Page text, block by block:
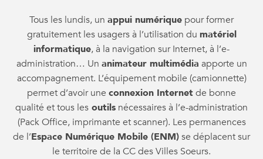
Tous les lundis, un appui numérique pour former
gratuitement les usagers à l’utilisation du matériel
informatique, à la navigation sur Internet, à l’e-
administration… Un animateur multimédia apporte un
accompagnement. L’équipement mobile (camionnette)
permet d’avoir une connexion Internetde bonne
qualité et tous les outils nécessaires à l’e-administration
(Pack Office, imprimante et scanner). Les permanences
de l’Espace Numérique Mobile (ENM)se déplacent sur
le territoire de la CC des Villes Soeurs.